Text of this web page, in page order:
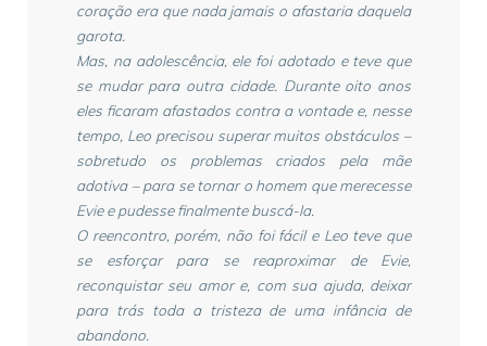
coração era que nada jamais o afastaria daquela
garota.
Mas, na adolescência, ele foi adotado e teve que
se mudar para outra cidade. Durante oito anos
eles ficaram afastados contra a vontade e, nesse
tempo, Leo precisou superar muitos obstáculos –
sobretudo os problemas criados pela mãe
adotiva – para se tornar o homem que merecesse
Evie e pudesse finalmente buscá-la.
O reencontro, porém, não foi fácil e Leo teve que
se esforçar para se reaproximar de Evie,
reconquistar seu amor e, com sua ajuda, deixar
para trás toda a tristeza de uma infância de
abandono.